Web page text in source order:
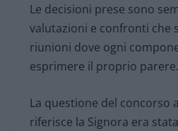
Le decisioni prese sono
valutazioni e confronti che
riunioni dove ogni
esprimere il proprio parere.
La questione del concorso
riferisce la Signora era